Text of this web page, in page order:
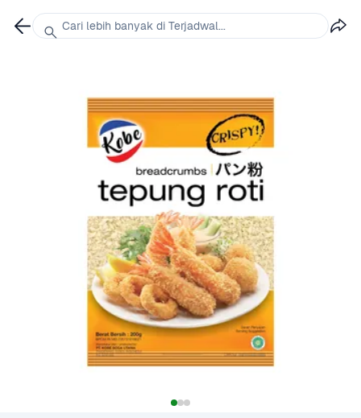
Cari lebih banyak di Terjadwal...